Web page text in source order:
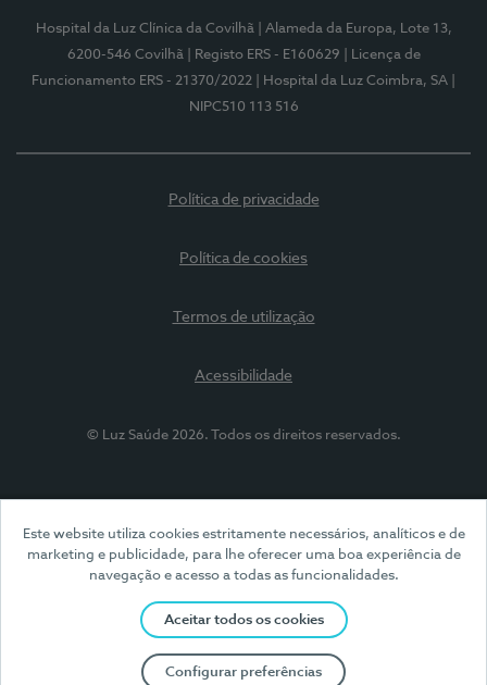
Este website utiliza cookies estritamente necessários, analíticos e de
marketing e publicidade, para lhe oferecer uma boa experiência de
navegação e acesso a todas as funcionalidades.
Aceitar todos os cookies
Configurar preferências
Hospital da Luz Clínica da Covilhã
| Alameda da Europa, Lote 13,
6200-546 Covilhã
| Registo ERS - E160629
| Licença de
Funcionamento ERS - 21370/2022
| Hospital da Luz Coimbra, SA
NIPC510 113 516
Política de privacidade
Política de cookies
Termos de utilização
Acessibilidade
© Luz Saúde 2026. Todos os direitos reservados.